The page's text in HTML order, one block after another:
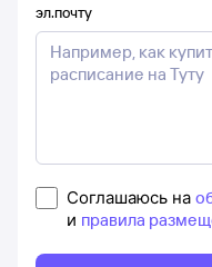
эл.почту
Соглашаюсь на
и правила